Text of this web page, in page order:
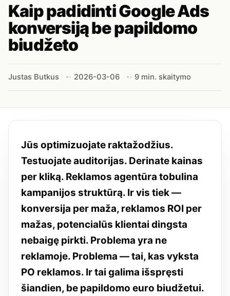
Kaip padidinti Google Ads
konversiją be papildomo
biudžeto
Justas Butkus 2026-03-06 9 min. skaitymo
Jūs optimizuojate raktažodžius.
Testuojate auditorijas. Derinate kainas
per kliką. Reklamos agentūra tobulina
kampanijos struktūrą. Ir vis tiek —
konversija per maža, reklamos ROI per
mažas, potencialūs klientai dingsta
nebaigę pirkti. Problema yra ne
reklamoje. Problema — tai, kas vyksta
PO reklamos. Ir tai galima išspręsti
šiandien, be papildomo euro biudžetui.